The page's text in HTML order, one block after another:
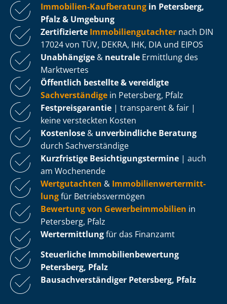
Immobilien-Kaufberatung in Petersberg,
Pfalz & Umgebung
Zertifizierte Im­mo­bi­li­en­gut­ach­ter nach DIN
17024 von TÜV, DEKRA, IHK, DIA und EIPOS
Unabhängige & neutrale Ermittlung des
Marktwertes
Öffentlich bestellte & vereidigte
Sachverständige in Petersberg, Pfalz
Fest­preis­ga­ran­tie | transparent & fair |
keine versteckten Kosten
Kostenlose & unverbindliche Beratung
durch Sachverständige
Kurzfristige Be­sich­ti­gungs­ter­mi­ne | auch
am Wochenende
Wertgutachten & Im­mo­bi­li­en­wert­ermitt­
lungfür Be­triebs­ver­mö­gen
Bewertung von Ge­wer­be­im­mo­bi­li­en in
Petersberg, Pfalz
Wertermittlungfür das Finanzamt
Steuerliche Im­mo­bi­li­en­be­wer­tung
Petersberg, Pfalz
Bau­sach­ver­stän­di­ger Petersberg, Pfalz